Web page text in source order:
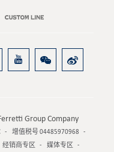
Group Company
增值税号 04485970968
经销商专区 媒体专区